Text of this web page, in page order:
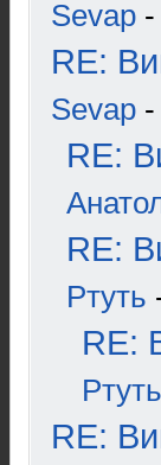
Sevap
RE:
Sevap
RE:
RE:
Ртуть
RE:
Ртуть
RE: